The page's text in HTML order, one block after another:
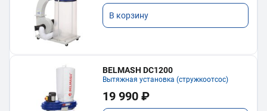
В корзину
BELMASH DC1200
Вытяжная установка (стружкоотсос)
19 990 ₽